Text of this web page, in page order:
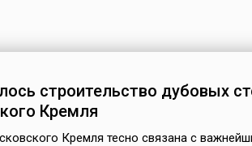
строительство дубовых
Кремля
Кремля тесно связана с